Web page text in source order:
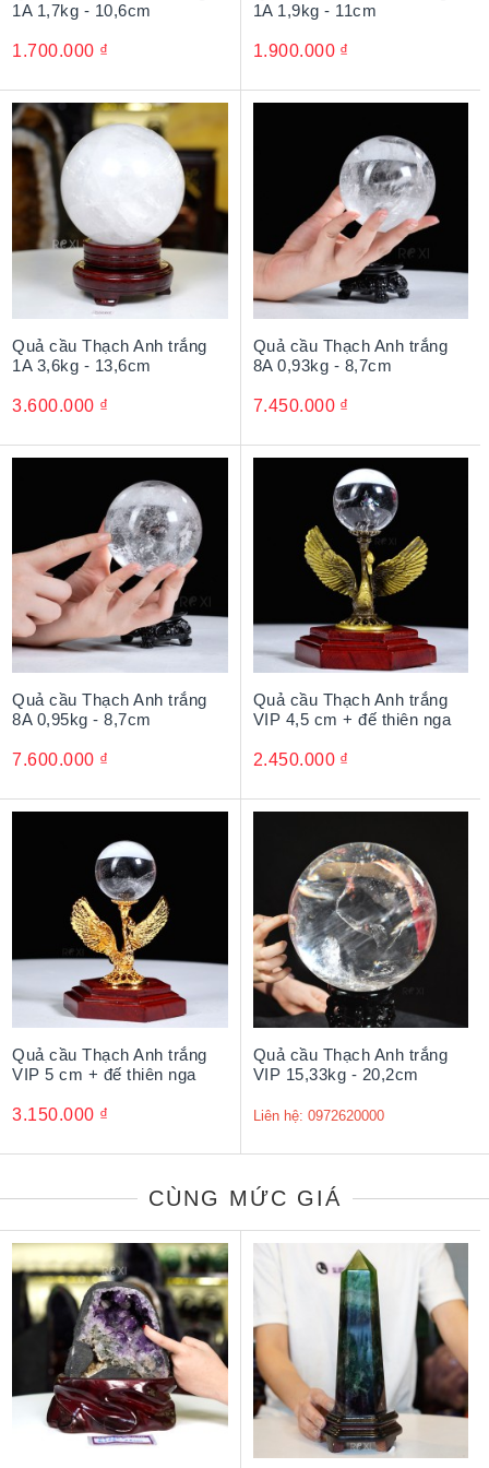
khỏe, sự nghiệp.
Mở mang trí tuệ, khai thông đầu óc, kích thích tư duy và
từ đó công việc thuận lợi và ngày càng thăng tiến.
Tăng cường vượng khí, cát khí, thu hút tài lộc, tiền tài
cho gia chủ.
Kim hãm và chế ngự hung khí bên trong con người,
giúp suy nghĩ tích cực và có quyết định sáng suốt trong
mọi việc, đồng thời giúp hài hòa các mối quan hệ, tránh
thị phi mâu thuẫn và mở rộng các mối quan hệ và giao
1A 1,7kg - 10,6cm
1.700.000 ₫
1A 1,9kg - 11cm
1.900.000 ₫
Quả cầu Thạch Anh trắng
1A 3,6kg - 13,6cm
3.600.000 ₫
Quả cầu Thạch Anh trắng
8A 0,93kg - 8,7cm
7.450.000 ₫
Quả cầu Thạch Anh trắng
8A 0,95kg - 8,7cm
7.600.000 ₫
Quả cầu Thạch Anh trắng
VIP 4,5 cm + đế thiên nga
2.450.000 ₫
Quả cầu Thạch Anh trắng
VIP 5 cm + đế thiên nga
3.150.000 ₫
Quả cầu Thạch Anh trắng
VIP 15,33kg - 20,2cm
Liên hệ: 0972620000
CÙNG MỨC GIÁ